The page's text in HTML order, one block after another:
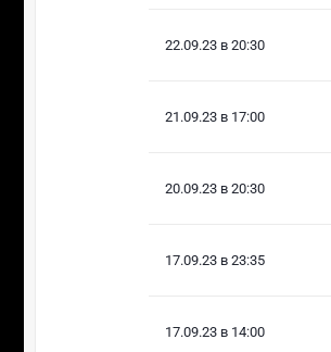
22.09.23 в 20:30
21.09.23 в 17:00
20.09.23 в 20:30
17.09.23 в 23:35
17.09.23 в 14:00